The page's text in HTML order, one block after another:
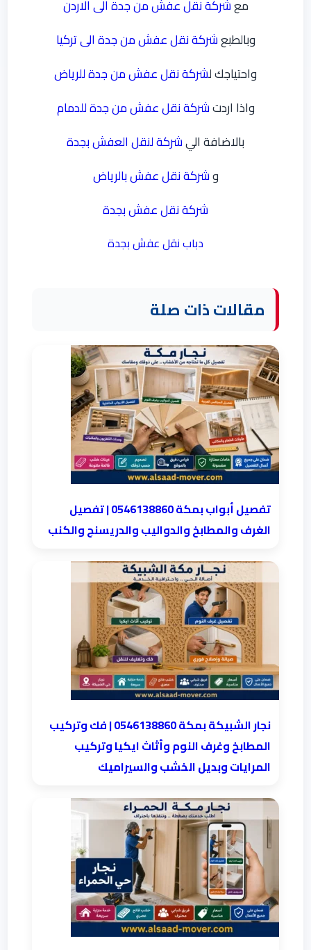
معشركة نقل عفش من جدة الى الاردن
وبالطبعشركة نقل عفش من جدة الى تركيا
واحتياجك لشركة نقل عفش من جدة للرياض
واذا اردتشركة نقل عفش من جدة للدمام
بالاضافة اليشركة لنقل العفش بجدة
وشركة نقل عفش بالرياض
شركة نقل عفش بجدة
دباب نقل عفش بجدة
مقالات ذات صلة
تفصيل أبواب بمكة 0546138860 | تفصيل
الغرف والمطابخ والدواليب والدريسنج والكنب
نجار الشبيكة بمكة 0546138860⁩ | فك وتركيب
المطابخ وغرف النوم وأثاث ايكيا وتركيب
المرايات وبديل الخشب والسيراميك